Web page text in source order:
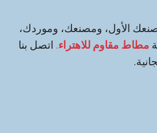
الأول، ومصنعك، وموردك،
مطاط مقاوم للاهتراء. اتصل بنا